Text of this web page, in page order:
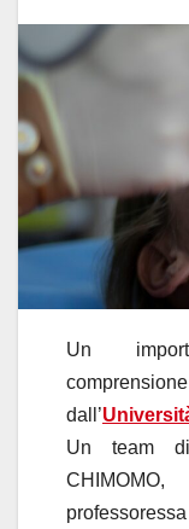
Un
dall’
Un team di
professoressa